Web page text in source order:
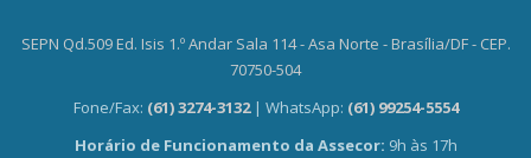
SEPN Qd.509 Ed. Isis 1.º Andar Sala 114 - Asa Norte - Brasília/DF - CEP.
70750-504
Fone/Fax: (61) 3274-3132 | WhatsApp: (61) 99254-5554
Horário de Funcionamento da Assecor: 9h às 17h